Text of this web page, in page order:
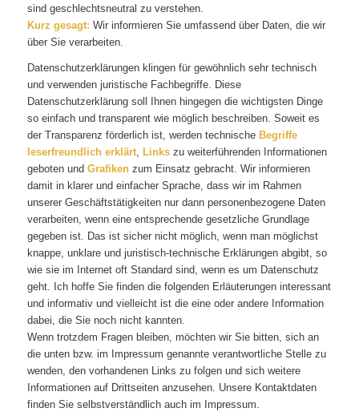
sind geschlechtsneutral zu verstehen.
Kurz gesagt: Wir informieren Sie umfassend über Daten, die wir
über Sie verarbeiten.
Datenschutzerklärungen klingen für gewöhnlich sehr technisch
und verwenden juristische Fachbegriffe. Diese
Datenschutzerklärung soll Ihnen hingegen die wichtigsten Dinge
so einfach und transparent wie möglich beschreiben. Soweit es
der Transparenz förderlich ist, werden technische Begriffe
leserfreundlich erklärt, Linkszu weiterführenden Informationen
geboten und Grafikenzum Einsatz gebracht. Wir informieren
damit in klarer und einfacher Sprache, dass wir im Rahmen
unserer Geschäftstätigkeiten nur dann personenbezogene Daten
verarbeiten, wenn eine entsprechende gesetzliche Grundlage
gegeben ist. Das ist sicher nicht möglich, wenn man möglichst
knappe, unklare und juristisch-technische Erklärungen abgibt, so
wie sie im Internet oft Standard sind, wenn es um Datenschutz
geht. Ich hoffe Sie finden die folgenden Erläuterungen interessant
und informativ und vielleicht ist die eine oder andere Information
dabei, die Sie noch nicht kannten.
Wenn trotzdem Fragen bleiben, möchten wir Sie bitten, sich an
die unten bzw. im Impressum genannte verantwortliche Stelle zu
wenden, den vorhandenen Links zu folgen und sich weitere
Informationen auf Drittseiten anzusehen. Unsere Kontaktdaten
finden Sie selbstverständlich auch im Impressum.